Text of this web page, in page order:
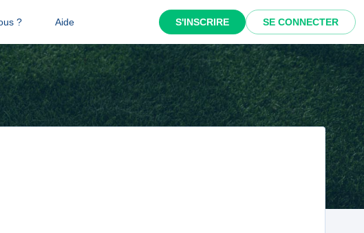
? Aide S'INSCRIRE SE CONNECTER